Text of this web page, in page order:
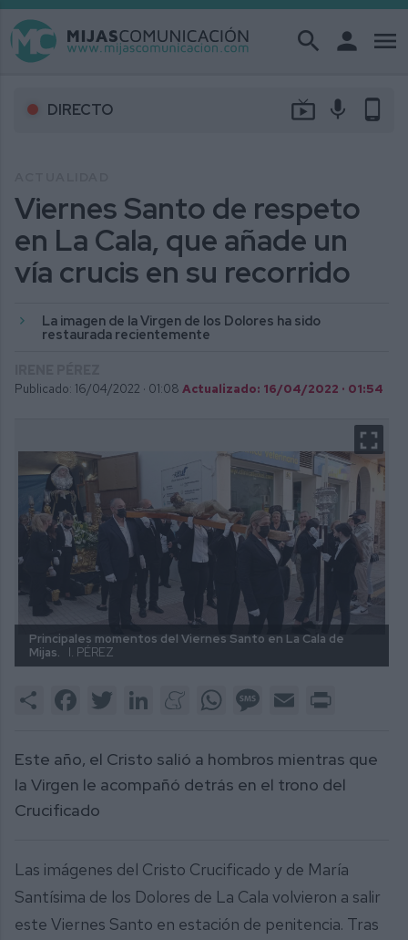
search person menu
DIRECTO live_tv mic phone_android
Viernes Santo de respeto
en La Cala, que añade un
vía crucis en su recorrido
La imagen de la Virgen de los Dolores ha sido
restaurada recientemente
Publicado: 16/04/2022 · 01:08 Actualizado: 16/04/2022 · 01:54
Principales momentos del Viernes Santo en La Cala de
Mijas.
I. PÉREZ
Share FacebookTwitter LinkedInMeneameWhatsAppMessage
Email
Este año, el Cristo salió a hombros mientras que
la Virgen le acompañó detrás en el trono del
Crucificado
Las imágenes del Cristo Crucificado y de María
Santísima de los Dolores de La Cala volvieron a salir
este Viernes Santo en estación de penitencia. Tras